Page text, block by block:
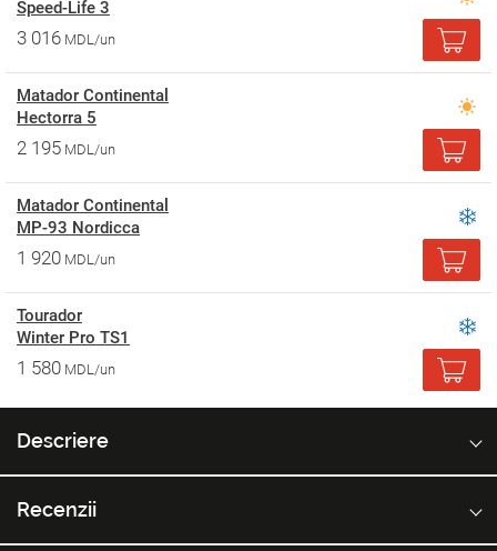
Speed-Life 3
3 016 MDL/un
Matador Continental
Hectorra 5
2 195 MDL/un
Matador Continental
MP-93 Nordicca
1 920 MDL/un
Tourador
Winter Pro TS1
1 580 MDL/un
Descriere
Recenzii